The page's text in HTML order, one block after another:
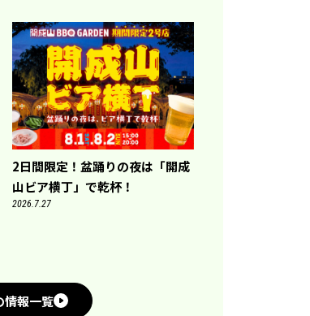
2日間限定！盆踊りの夜は「開成
山ビア横丁」で乾杯！
2026.7.27
情報一覧